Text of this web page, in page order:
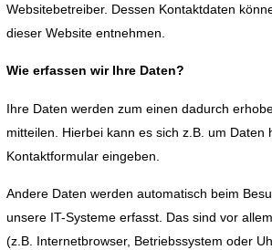
Websitebetreiber. Dessen Kontaktdaten
dieser Website entnehmen.
Wie erfassen wir Ihre Daten?
Ihre Daten werden zum einen dadurch
mitteilen. Hierbei kann es sich z.B. um Daten
Kontaktformular eingeben.
Andere Daten werden automatisch beim
unsere IT-Systeme erfasst. Das sind vor
(z.B. Internetbrowser, Betriebssystem oder